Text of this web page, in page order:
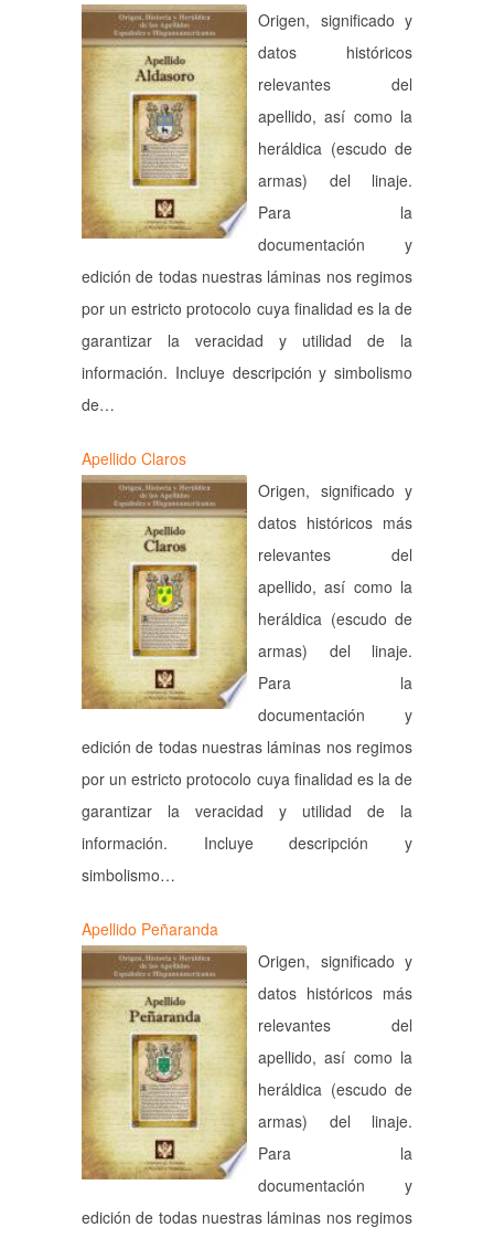
Origen, significado y
datos históricos
relevantes del
apellido, así como la
heráldica (escudo de
armas) del linaje.
Para la
documentación y
edición de todas nuestras láminas nos regimos
por un estricto protocolo cuya finalidad es la de
garantizar la veracidad y utilidad de la
información. Incluye descripción y simbolismo
de…
Apellido Claros
Origen, significado y
datos históricos más
relevantes del
apellido, así como la
heráldica (escudo de
armas) del linaje.
Para la
documentación y
edición de todas nuestras láminas nos regimos
por un estricto protocolo cuya finalidad es la de
garantizar la veracidad y utilidad de la
información. Incluye descripción y
simbolismo…
Apellido Peñaranda
Origen, significado y
datos históricos más
relevantes del
apellido, así como la
heráldica (escudo de
armas) del linaje.
Para la
documentación y
edición de todas nuestras láminas nos regimos